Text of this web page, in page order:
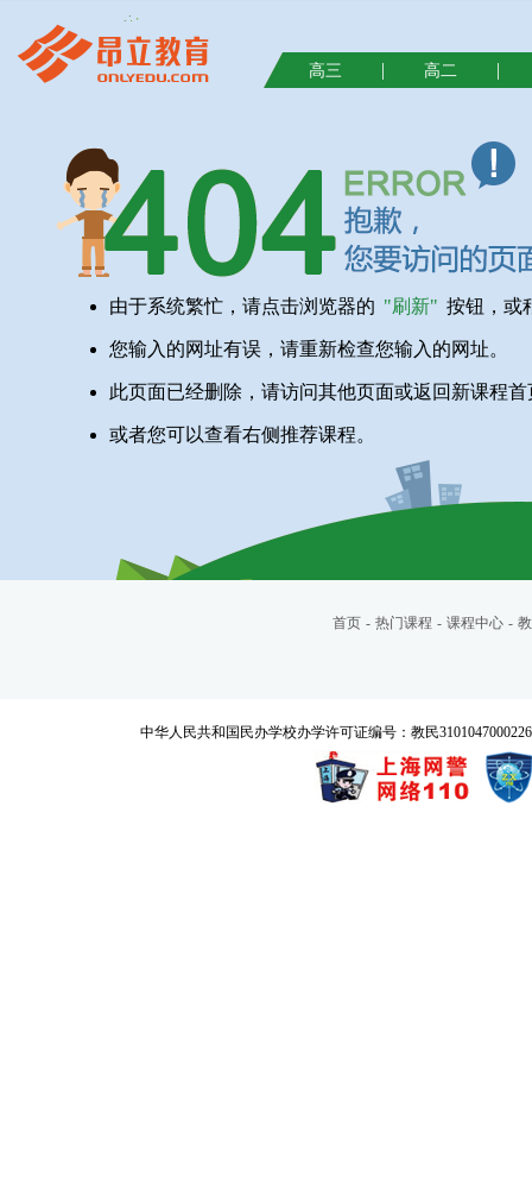
高三 | 高二 |
由于系统繁忙，请点击浏览器的 "刷新" 按钮，或
您输入的网址有误，请重新检查您输入的网址。
此页面已经删除，请访问其他页面或返回新课程首
或者您可以查看右侧推荐课程。
首页 - 热门课程 - 课程中心 -
中华人民共和国民办学校办学许可证编号：教民